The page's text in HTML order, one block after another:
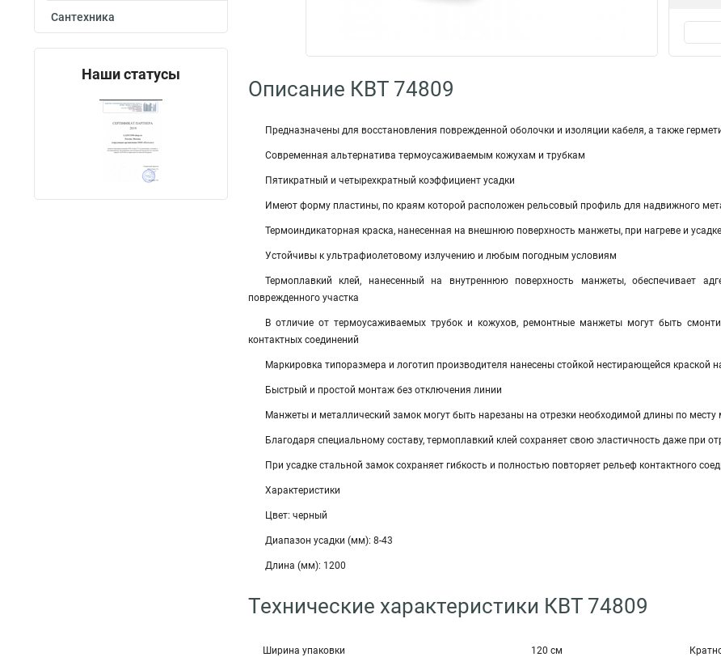
Сантехника
Наши статусы
Описание КВТ 74809
Предназначены для восстановления поврежденной оболочки и изоляции кабеля, а также
Современная альтернатива термоусаживаемым кожухам и трубкам
Пятикратный и четырехкратный коэффициент усадки
Имеют форму пластины, по краям которой расположен рельсовый профиль для надвижного
Термоиндикаторная краска, нанесенная на внешнюю поверхность манжеты, при нагреве и
Устойчивы к ультрафиолетовому излучению и любым погодным условиям
Термоплавкий клей, нанесенный на внутреннюю поверхность манжеты, обеспечивает
поврежденного участка
В отличие от термоусаживаемых трубок и кожухов, ремонтные манжеты могут быть
контактных соединений
Маркировка типоразмера и логотип производителя нанесены стойкой нестирающейся краской
Быстрый и простой монтаж без отключения линии
Манжеты и металлический замок могут быть нарезаны на отрезки необходимой длины по месту
Благодаря специальному составу, термоплавкий клей сохраняет свою эластичность даже при
При усадке стальной замок сохраняет гибкость и полностью повторяет рельеф контактного
Характеристики
Цвет: черный
Диапазон усадки (мм): 8-43
Длина (мм): 1200
Технические характеристики КВТ 74809
Ширина упаковки 120 см